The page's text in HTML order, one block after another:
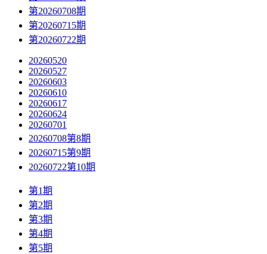
第20260708期
第20260715期
第20260722期
20260520
20260527
20260603
20260610
20260617
20260624
20260701
20260708第8期
20260715第9期
20260722第10期
第1期
第2期
第3期
第4期
第5期